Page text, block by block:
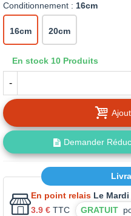
Conditionnement : 16cm
16cm 20cm
En stock 10 Produits
-
Demander
En point relais Le
3.9 € TTC GRATUIT